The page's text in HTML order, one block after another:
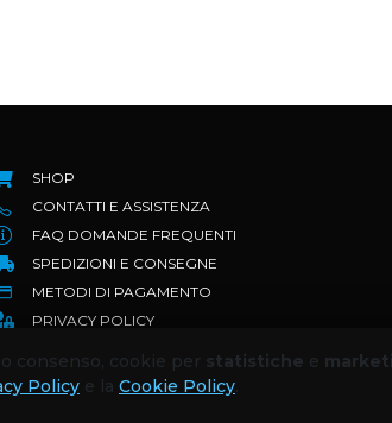
SHOP
CONTATTI E ASSISTENZA
FAQ DOMANDE FREQUENTI
SPEDIZIONI E CONSEGNE
METODI DI PAGAMENTO
PRIVACY POLICY
RESI E RIMBORSI
consenso, cookie per statistiche e
Policy e la Cookie Policy.